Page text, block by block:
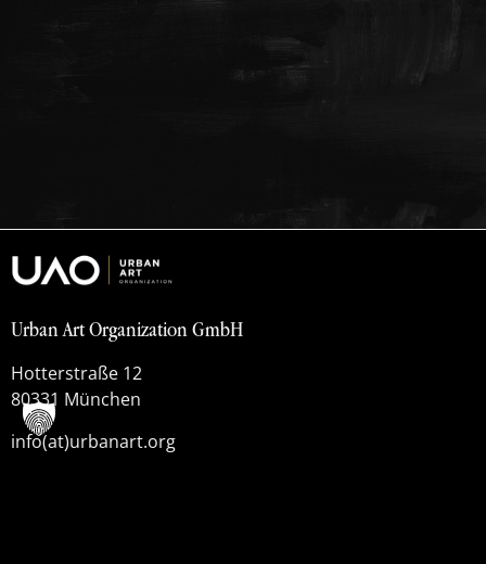
Urban Art Organization GmbH
Hotterstraße 12
80331 München
info(at)urbanart.org